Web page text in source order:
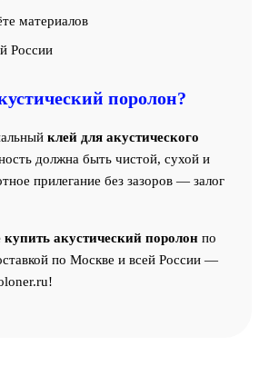
материалов
России
поролон?
клей для акустического
должна быть чистой, сухой и
прилегание без зазоров — залог
купить акустический поролон по
по Москве и всей России —